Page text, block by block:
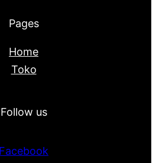
Pages
Home
Toko
Follow us
Facebook